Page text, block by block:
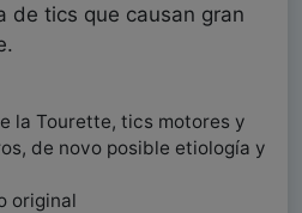
de tics que causan gran
la Tourette, tics motores y
de novo posible etiología y
original